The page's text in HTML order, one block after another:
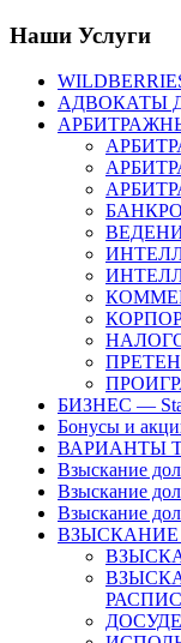
Наши Услуги
АДВОКАТЫ
БИЗНЕС —
Бонусы и
ВАРИАНТЫ
Взыскание
Взыскание
Взыскание